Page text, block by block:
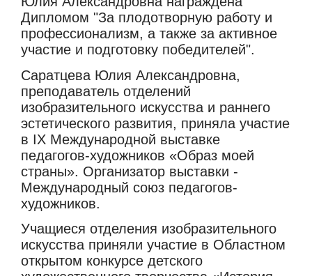
Дипломом "За плодотворную работу и
профессионализм, а также за активное
участие и подготовку победителей".
Саратцева Юлия Александровна,
преподаватель отделений
изобразительного искусства и раннего
эстетического развития, приняла участие
в IX Международной выставке
педагогов-художников «Образ моей
страны». Организатор выставки -
Международный союз педагогов-
художников.
Учащиеся отделения изобразительного
искусства приняли участие в Областном
открытом конкурсе детского